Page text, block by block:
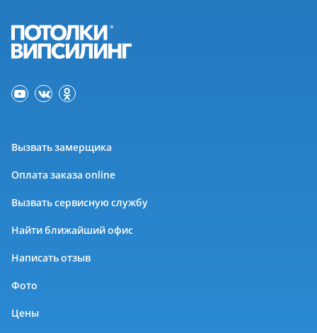
Вызвать замерщика
Оплата заказа online
Вызвать сервисную службу
Найти ближайший офис
Написать отзыв
Фото
Цены